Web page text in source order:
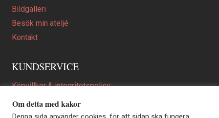
Bildgalleri
Besök min ateljé
Kontakt
KUNDSERVICE
Köpvillkor & integritetspolicy
Att beställa ett personligt utformat konstverk
En personligare gåva
Om detta med kakor